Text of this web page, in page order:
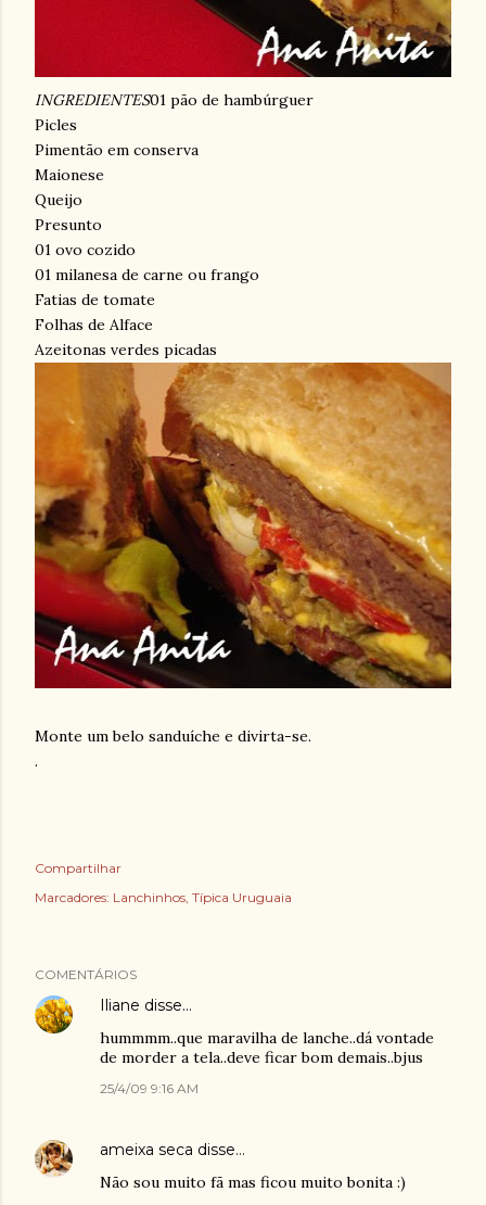
INGREDIENTES01 pão de hambúrguer
Picles
Pimentão em conserva
Maionese
Queijo
Presunto
01 ovo cozido
01 milanesa de carne ou frango
Fatias de tomate
Folhas de Alface
Azeitonas verdes picadas
Monte um belo sanduíche e divirta-se.
.
Compartilhar
Marcadores: Lanchinhos Típica Uruguaia
COMENTÁRIOS
Iliane disse…
hummmm..que maravilha de lanche..dá vontade
de morder a tela..deve ficar bom demais..bjus
25/4/09 9:16 AM
ameixa seca disse…
Não sou muito fã mas ficou muito bonita :)